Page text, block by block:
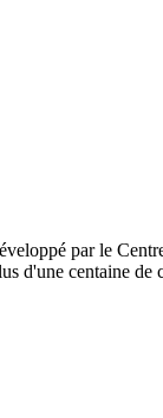
par le
centaine de